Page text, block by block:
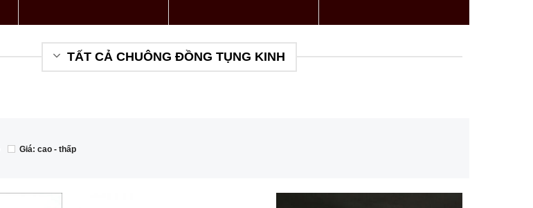
TẤT CẢ CHUÔNG ĐỒNG TỤNG KINH
Giá: cao - thấp